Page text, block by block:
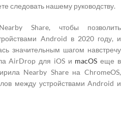
следовать нашему руководству.
Share, чтобы позволить
Android в 2020 году, и
значительным шагом навстречу
AirDrop для iOS и macOS еще в
Nearby Share на ChromeOS,
между устройствами Android и